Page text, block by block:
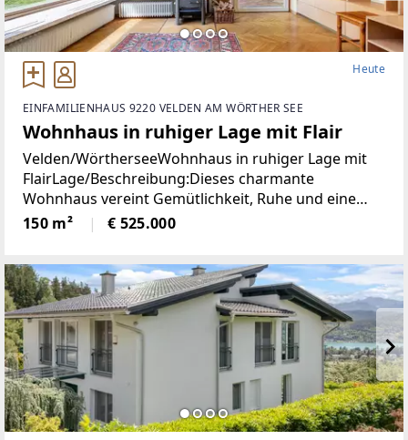
Heute
EINFAMILIENHAUS 9220 VELDEN AM WÖRTHER SEE
Wohnhaus in ruhiger Lage mit Flair
Velden/WörtherseeWohnhaus in ruhiger Lage mit
FlairLage/Beschreibung:Dieses charmante
Wohnhaus vereint Gemütlichkeit, Ruhe und eine
hohe Lebensqualität in unmittelbarer Nähe zum
Zentrum von Velden. Eingebettet in eine
150 m² € 525.000